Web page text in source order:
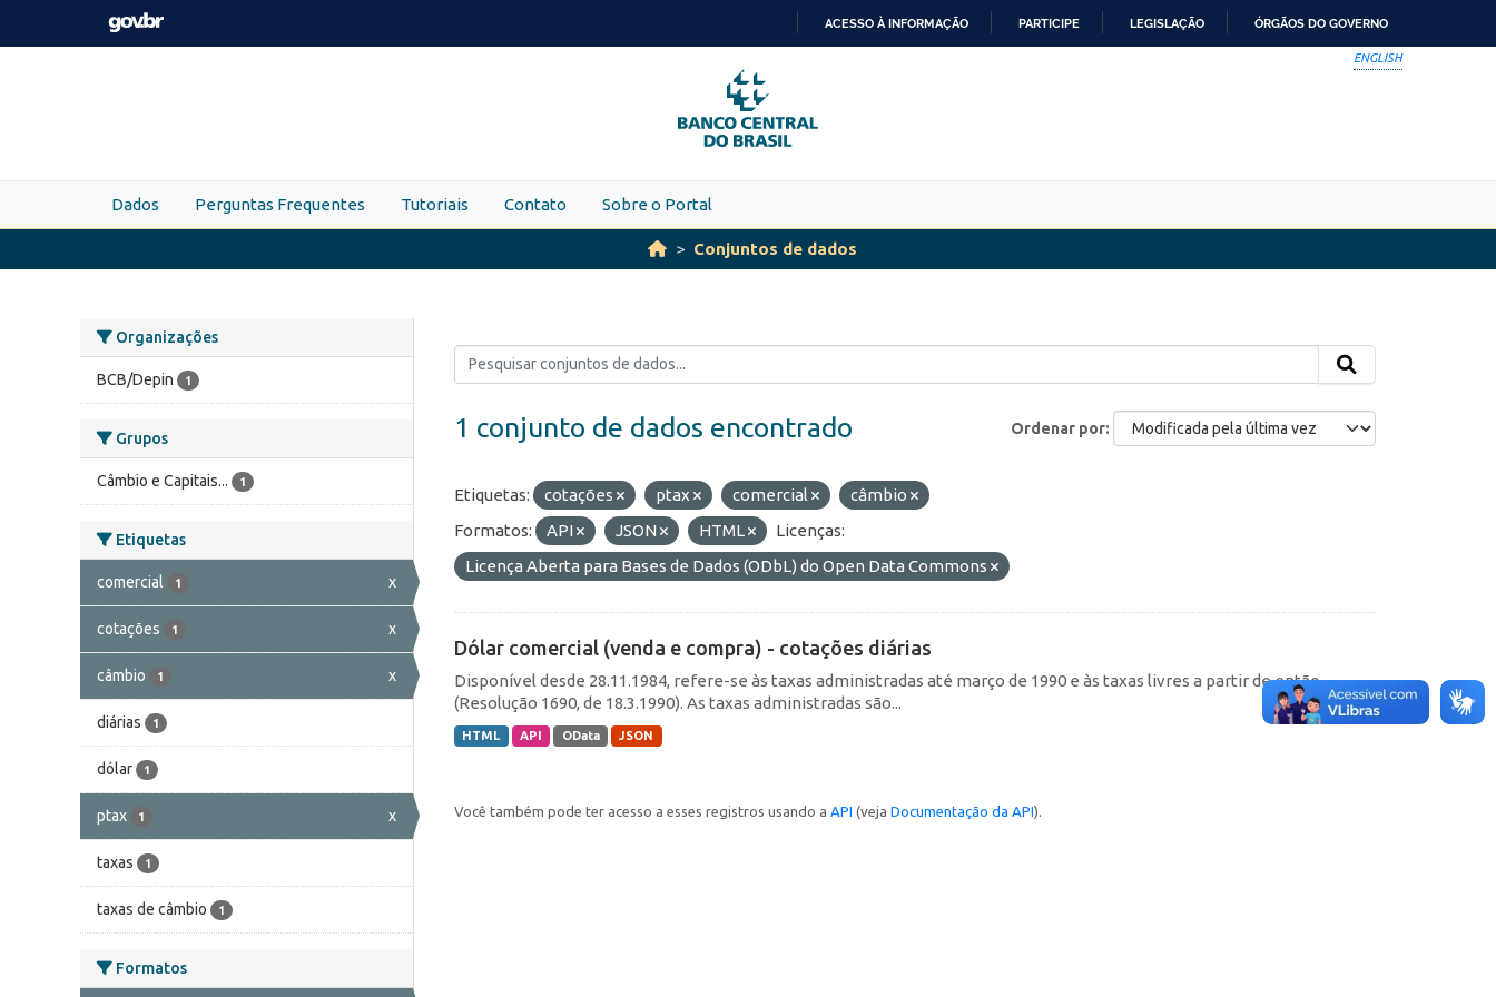
Skip to main content
PARA
O
CONTEÚDO
ACESSO À INFORMAÇÃO PARTICIPE LEGISLAÇÃO ÓRGÃOS DO GOVERNO
ENGLISH
Dados Perguntas Frequentes Tutoriais Contato Sobre o Portal
Conjuntos de dados
Organizações
BCB/Depin 1
Grupos
Câmbio e Capitais... 1
Etiquetas
comercial 1 x
cotações 1 x
câmbio 1 x
diárias 1
dólar 1
ptax 1 x
taxas 1
taxas de câmbio 1
Formatos
Ordenar por
1 conjunto de dados encontrado
Etiquetas: cotações ptax comercial
câmbio
Formatos:
API JSON HTML
Licenças:
Licença Aberta para Bases de Dados (ODbL) do Open Data Commons
Dólar comercial (venda e compra) - cotações diárias
Disponível desde 28.11.1984, refere-se às taxas administradas até março de 1990 e às taxas livres a partir de então
(Resolução 1690, de 18.3.1990). As taxas administradas são...
HTML API OData JSON
Você também pode ter acesso a esses registros usando a API (veja Documentação da API).